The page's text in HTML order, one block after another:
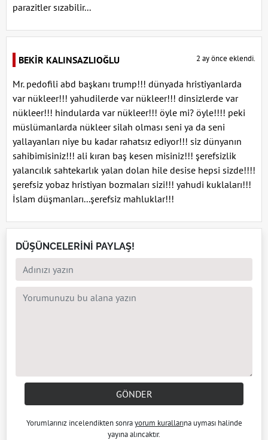
parazitler sızabilir...
BEKİR KALINSAZLIOĞLU 2 ay önce eklendi.
Mr. pedofili abd başkanı trump!!! dünyada hristiyanlarda
var nükleer!!! yahudilerde var nükleer!!! dinsizlerde var
nükleer!!! hindularda var nükleer!!! öyle mi? öyle!!!! peki
müslümanlarda nükleer silah olması seni ya da seni
yallayanları niye bu kadar rahatsız ediyor!!! siz dünyanın
sahibimisiniz!!! ali kıran baş kesen misiniz!!! şerefsizlik
yalancılık sahtekarlık yalan dolan hile desise hepsi sizde!!!!
şerefsiz yobaz hristiyan bozmaları sizi!!! yahudi kuklaları!!!
İslam düşmanları...şerefsiz mahluklar!!!
DÜŞÜNCELERİNİ PAYLAŞ!
GÖNDER
Yorumlarınız incelendikten sonrayorum kurallarına uyması halinde
yayına alıncaktır.